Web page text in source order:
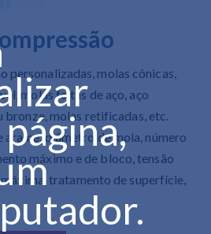
personalizadas, molas cônicas,
molas feitas de aço, aço
bronze, molas retificadas, etc.
arame, diâmetro de mola, número
máximo e de bloco, tensão
tratamento de superfície,